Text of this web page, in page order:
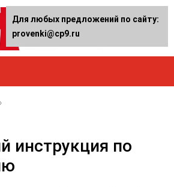
инструкция по
Для любых предложений по сайту:
provenki@cp9.ru